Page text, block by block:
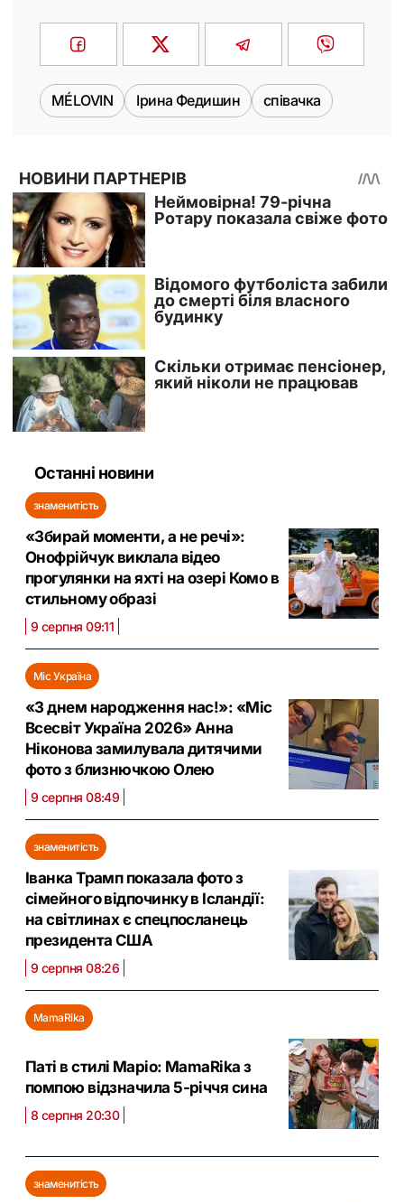
MÉLOVIN Ірина Федишин співачка
Останні новини
знаменитість
«Збирай моменти, а не речі»:
Онофрійчук виклала відео
прогулянки на яхті на озері Комо в
стильному образі
9 серпня 09:11
Міс Україна
«З днем народження нас!»: «Міс
Всесвіт Україна 2026» Анна
Ніконова замилувала дитячими
фото з близнючкою Олею
9 серпня 08:49
знаменитість
Іванка Трамп показала фото з
сімейного відпочинку в Ісландії:
на світлинах є спецпосланець
президента США
9 серпня 08:26
MamaRika
Паті в стилі Маріо: MamaRika з
помпою відзначила 5-річчя сина
8 серпня 20:30
знаменитість